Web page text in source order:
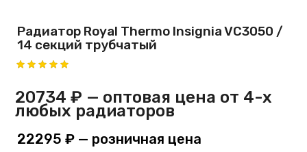
Радиатор Royal Thermo Insignia VC3050 /
14 секций трубчатый
20734 ₽ — оптовая цена от 4-х
любых радиаторов
22295 ₽ — розничная цена